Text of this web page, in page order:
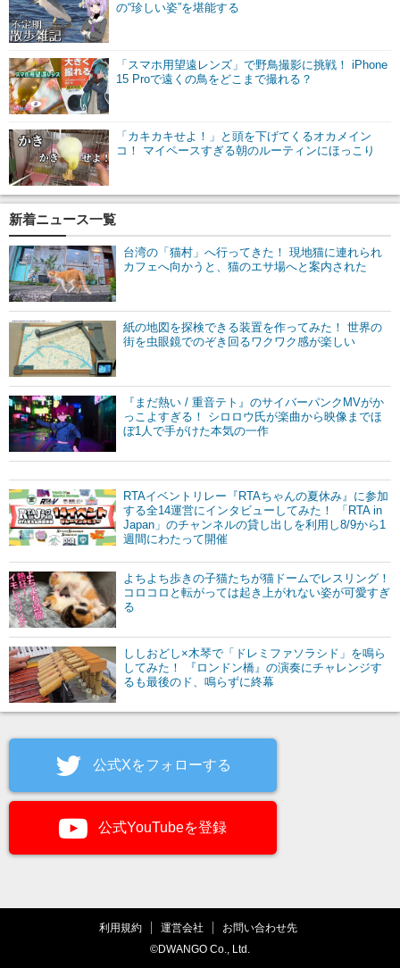
の“珍しい姿”を堪能する
「スマホ用望遠レンズ」で野鳥撮影に挑戦！ iPhone
15 Proで遠くの鳥をどこまで撮れる？
「カキカキせよ！」と頭を下げてくるオカメイン
コ！ マイペースすぎる朝のルーティンにほっこり
新着ニュース一覧
台湾の「猫村」へ行ってきた！ 現地猫に連れられ
カフェへ向かうと、猫のエサ場へと案内された
紙の地図を探検できる装置を作ってみた！ 世界の
街を虫眼鏡でのぞき回るワクワク感が楽しい
『まだ熱い / 重音テト』のサイバーパンクMVがか
っこよすぎる！ シロロウ氏が楽曲から映像までほ
ぼ1人で手がけた本気の一作
RTAイベントリレー『RTAちゃんの夏休み』に参加
する全14運営にインタビューしてみた！ 「RTA in
Japan」のチャンネルの貸し出しを利用し8/9から1
週間にわたって開催
よちよち歩きの子猫たちが猫ドームでレスリング！
コロコロと転がっては起き上がれない姿が可愛すぎ
る
ししおどし×木琴で「ドレミファソラシド」を鳴ら
してみた！ 『ロンドン橋』の演奏にチャレンジす
るも最後のド、鳴らずに終幕
公式Xをフォローする
公式YouTubeを登録
利用規約 運営会社
お問い合わせ先
©DWANGO Co., Ltd.